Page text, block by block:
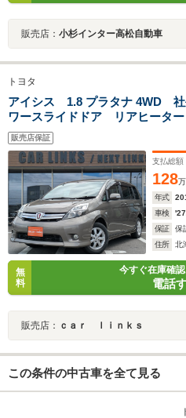
販売店： 小杉インター高松自動車
トヨタ
アイシス 1.8 プラタナ 4WD
ワースライドドア リアヒータ
タイヤ
販売店保証
支払総額
128
年式
車検
保証
保
住所
北
無
料
今すぐ在庫確
電話
販売店： ｃａｒ ｌｉｎｋｓ
この条件の中古車を全て見る